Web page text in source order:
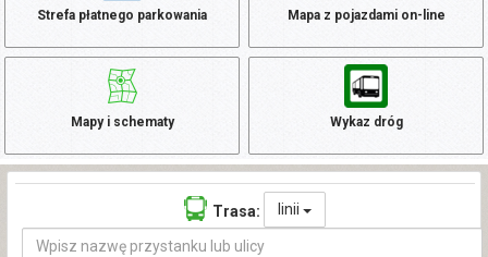
Strefa płatnego parkowania Mapa z pojazdami on-line
Mapy i schematy Wykaz dróg
Trasa: linii